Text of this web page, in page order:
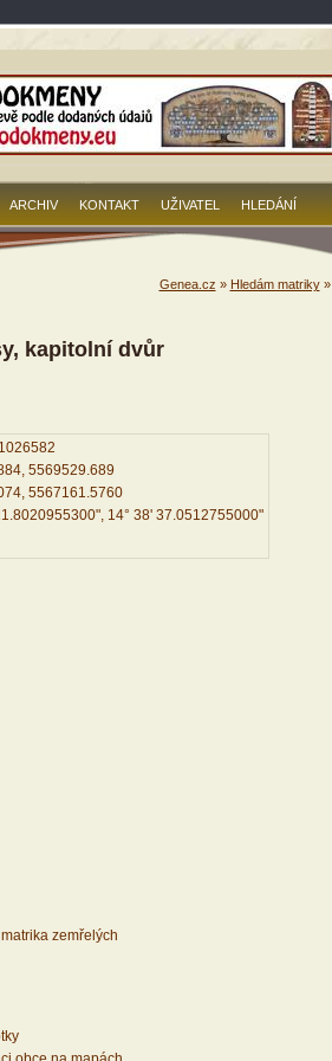
ARCHIV KONTAKT UŽIVATEL HLEDÁNÍ
Genea.cz » Hledám matriky»
kapitolní dvůr
5569529.689
5567161.5760
14° 38' 37.0512755000"
zemřelých